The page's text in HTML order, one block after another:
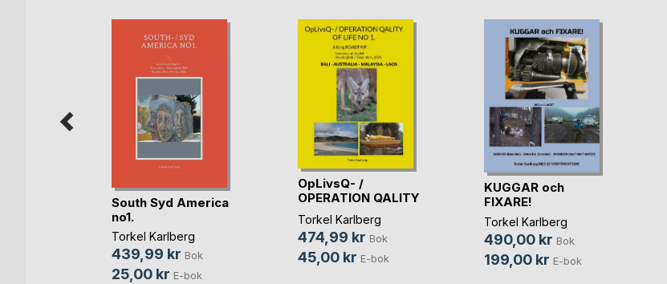
South Syd America
no1.
Torkel Karlberg
439,99 kr Bok
25,00 kr E-bok
OpLivsQ- /
OPERATION QALITY
OF LIF(...)
Torkel Karlberg
474,99 kr Bok
45,00 kr E-bok
KUGGAR och
FIXARE!
Torkel Karlberg
490,00 kr Bok
199,00 kr E-bok